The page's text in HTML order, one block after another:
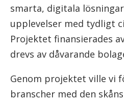
smarta, digitala
upplevelser med tydligt
Projektet finansierades
drevs av dåvarande
Genom projektet ville vi
branscher med den